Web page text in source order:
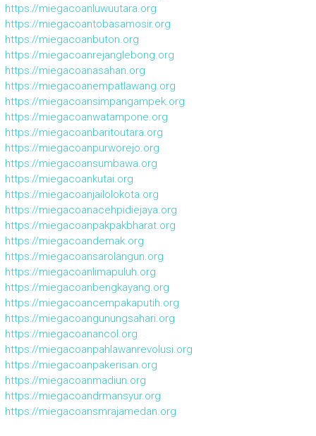
https://miegacoanluwuutara.org
https://miegacoantobasamosir.org
https://miegacoanbuton.org
https://miegacoanrejanglebong.org
https://miegacoanasahan.org
https://miegacoanempatlawang.org
https://miegacoansimpangampek.org
https://miegacoanwatampone.org
https://miegacoanbaritoutara.org
https://miegacoanpurworejo.org
https://miegacoansumbawa.org
https://miegacoankutai.org
https://miegacoanjailolokota.org
https://miegacoanacehpidiejaya.org
https://miegacoanpakpakbharat.org
https://miegacoandemak.org
https://miegacoansarolangun.org
https://miegacoanlimapuluh.org
https://miegacoanbengkayang.org
https://miegacoancempakaputih.org
https://miegacoangunungsahari.org
https://miegacoanancol.org
https://miegacoanpahlawanrevolusi.org
https://miegacoanpakerisan.org
https://miegacoanmadiun.org
https://miegacoandrmansyur.org
https://miegacoansmrajamedan.org